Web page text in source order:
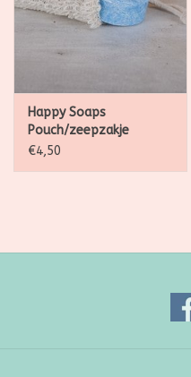
Happy Soaps
Pouch/zeepzakje
€4,50